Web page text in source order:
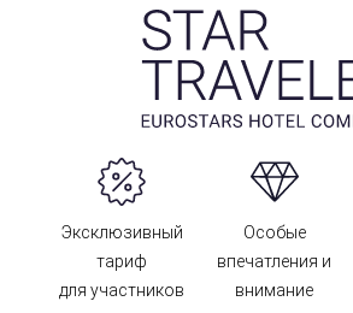
Эксклюзивный
тариф
для участников
Особые
впечатления и
внимание